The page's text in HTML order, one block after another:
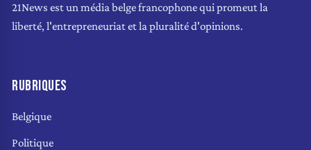
21News est un média belge francophone qui promeut la
liberté, l'entrepreneuriat et la pluralité d'opinions.
RUBRIQUES
Belgique
Politique